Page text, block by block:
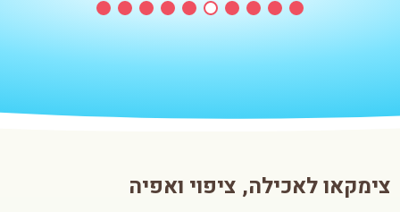
10
צימקאו לאכילה, ציפוי ואפיה